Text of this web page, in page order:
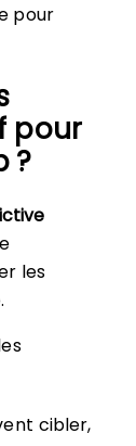
pour
pour
?
les
cibler,